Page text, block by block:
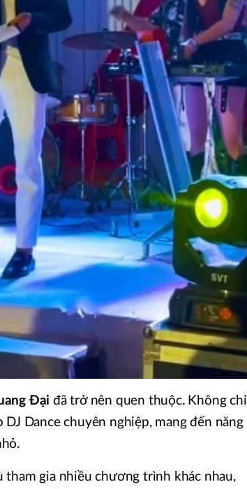
Đại đã trở nên quen thuộc. Không chỉ
DJ Dance chuyên nghiệp, mang đến năng
gia nhiều chương trình khác nhau,